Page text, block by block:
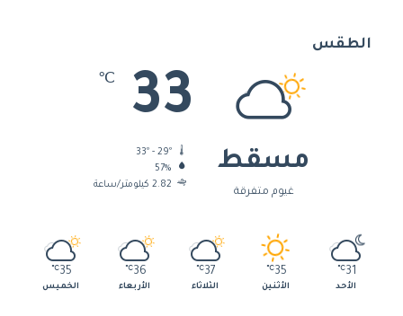
الطقس
مسقط
غيوم متفرقة
33
℃
57%
2.82 كيلومتر/ساعة
31
℃
الأحد
35
℃
الأثنين
37
℃
الثلاثاء
36
℃
الأربعاء
35
℃
الخميس